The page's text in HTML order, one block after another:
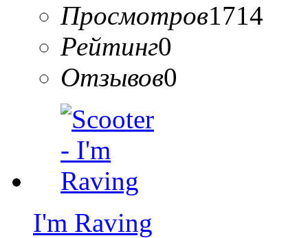
Просмотров1714
Рейтинг0
Отзывов0
I'm Raving